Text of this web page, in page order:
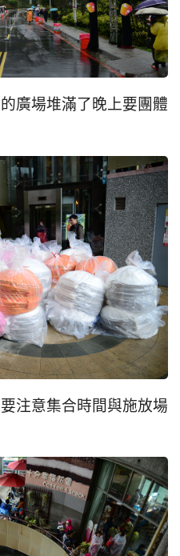
廣場堆滿了晚上要團體
注意集合時間與施放場